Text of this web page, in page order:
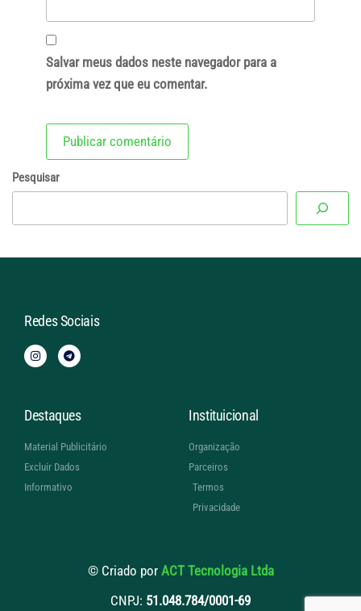
Salvar meus dados neste navegador para a
próxima vez que eu comentar.
Pesquisar
Redes Sociais
Destaques
Material Publicitário
Excluir Dados
Informativo
Instituicional
Organização
Parceiros
Termos
Privacidade
© Criado por ACT Tecnologia Ltda
CNPJ: 51.048.784/0001-69